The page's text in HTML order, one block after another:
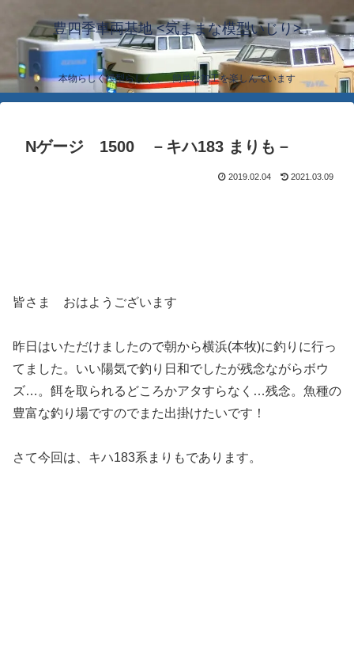
豊四季車両基地 <気ままな模型いじり>
本物らしく模型らしく… 簡単な加工を楽しんでいます
Nゲージ 1500 －キハ183 まりも－
2019.02.04 2021.03.09
皆さま おはようございます
昨日はいただけましたので朝から横浜(本牧)に釣りに行っ
てました。いい陽気で釣り日和でしたが残念ながらボウ
ズ…。餌を取られるどころかアタすらなく…残念。魚種の
豊富な釣り場ですのでまた出掛けたいです！
さて今回は、キハ183系まりもであります。